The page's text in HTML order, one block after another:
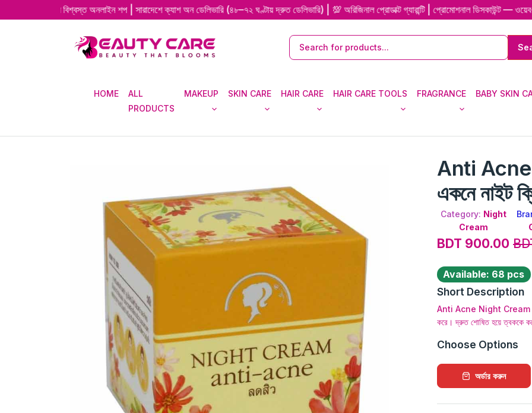
বিশ্বস্ত অনলাইন শপ | সারাদেশে ক্যাশ অন ডেলিভারি (৪৮–৭২ ঘণ্টায় দ্রুত ডেলিভারি) | 💯 অরিজিনাল প্রোডাক্ট গ্যারান্টি | প্রোমোশনাল ডিসকাউন্ট — ওয়েব-
HOME
ALL
PRODUCTS
MAKEUP SKIN CARE HAIR CARE HAIR CARE TOOLS FRAGRANCE BABY SKIN
Anti Acne
একনে নাইট
Category: Night
Cream
BDT 900.00
Available: 68 pcs
Short Description
Anti Acne Night Cream
করে। দ্রুত শোষিত হয়ে ত্বককে
Choose Options
অর্ডার করুন